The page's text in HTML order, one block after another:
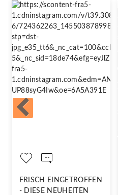
FRISCH EINGETROFFEN
- DIESE NEUHEITEN